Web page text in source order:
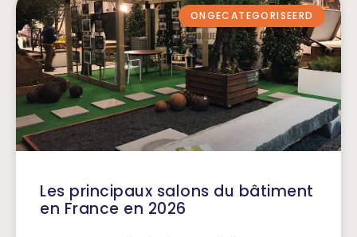
ONGECATEGORISEERD
Les principaux salons du bâtiment
en France en 2026